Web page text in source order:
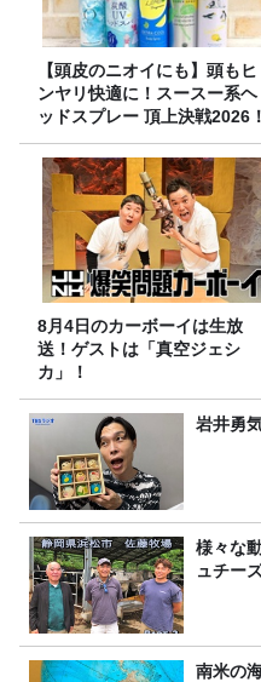
【頭皮のニオイにも】頭もヒ
ンヤリ快適に！スースー系ヘ
ッドスプレー 頂上決戦2026！
8月4日のカーボーイは生放
送！ゲストは「真空ジェシ
カ」！
岩井勇
様々な
ュチー
南米の